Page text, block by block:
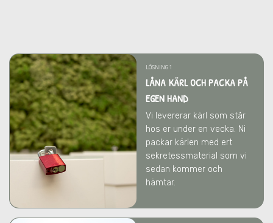
LÖSNING 1
LÅNA KÄRL OCH PACKA PÅ
EGEN HAND
Vi levererar kärl som står
hos er under en vecka. Ni
packar kärlen med ert
sekretessmaterial som vi
sedan kommer och
hämtar.